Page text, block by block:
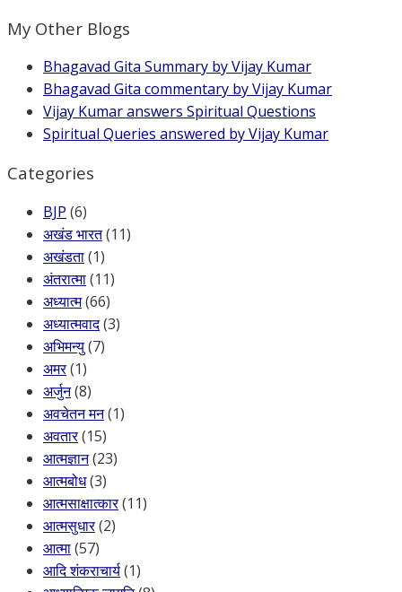
My Other Blogs
Bhagavad Gita Summary by Vijay Kumar
Bhagavad Gita commentary by Vijay Kumar
Vijay Kumar answers Spiritual Questions
Spiritual Queries answered by Vijay Kumar
Categories
BJP (6)
अखंड भारत(11)
अखंडता(1)
अंतरात्मा(11)
अध्यात्म(66)
अध्यात्मवाद(3)
अभिमन्यु(7)
अमर(1)
अर्जुन(8)
अवचेतन मन(1)
अवतार(15)
आत्मज्ञान(23)
आत्मबोध(3)
आत्मसाक्षात्कार(11)
आत्मसुधार(2)
आत्मा(57)
आदि शंकराचार्य(1)